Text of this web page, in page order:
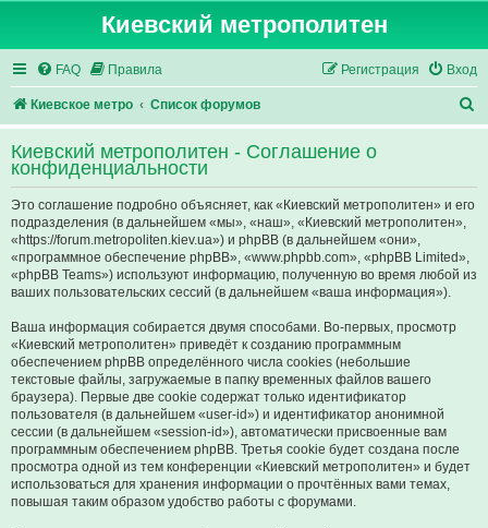
Киевский метрополитен
FAQ Правила Вход
Регистрация
Киевское метро Список форумов
о
с
Киевский метрополитен - Соглашение о
конфиденциальности
Это соглашение подробно объясняет, как «Киевский метрополитен» и его
подразделения (в дальнейшем «мы», «наш», «Киевский метрополитен»,
«https://forum.metropoliten.kiev.ua») и phpBB (в дальнейшем «они»,
«программное обеспечение phpBB», «www.phpbb.com», «phpBB Limited»,
«phpBB Teams») используют информацию, полученную во время любой из
ваших пользовательских сессий (в дальнейшем «ваша информация»).
Ваша информация собирается двумя способами. Во-первых, просмотр
«Киевский метрополитен» приведёт к созданию программным
обеспечением phpBB определённого числа cookies (небольшие
текстовые файлы, загружаемые в папку временных файлов вашего
браузера). Первые две cookie содержат только идентификатор
пользователя (в дальнейшем «user-id») и идентификатор анонимной
сессии (в дальнейшем «session-id»), автоматически присвоенные вам
программным обеспечением phpBB. Третья cookie будет создана после
просмотра одной из тем конференции «Киевский метрополитен» и будет
использоваться для хранения информации о прочтённых вами темах,
повышая таким образом удобство работы с форумами.